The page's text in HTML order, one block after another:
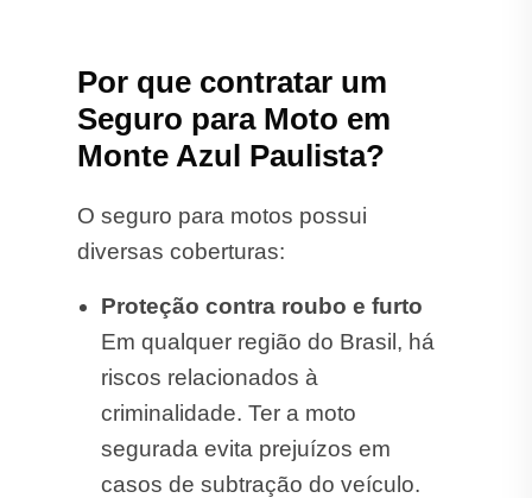
Por que contratar um
Seguro para Moto em
Monte Azul Paulista?
O seguro para motos possui
diversas coberturas:
Proteção contra roubo e furto
Em qualquer região do Brasil, há
riscos relacionados à
criminalidade. Ter a moto
segurada evita prejuízos em
casos de subtração do veículo.